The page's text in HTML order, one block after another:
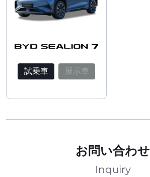
試乗車 展示車
お問い合わせ
Inquiry